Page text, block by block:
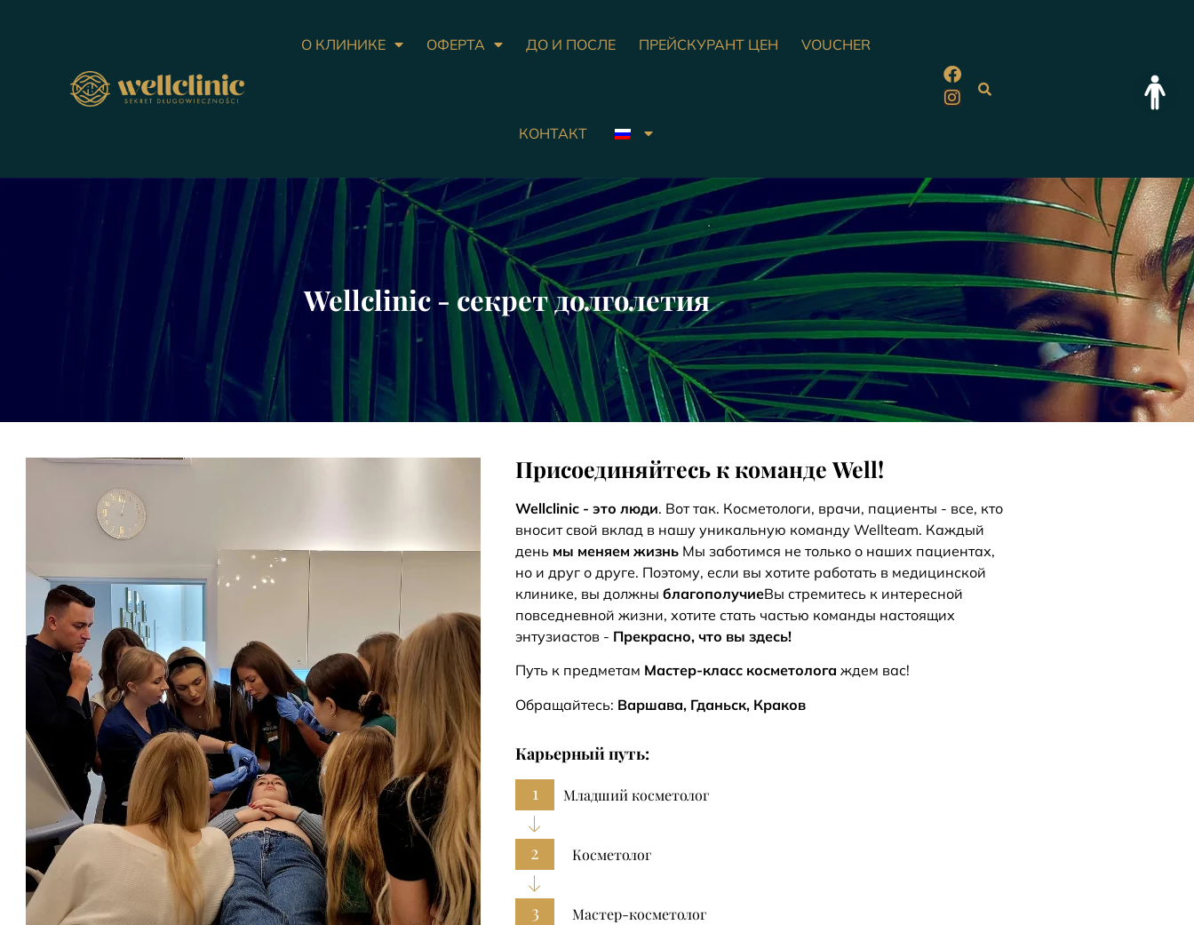
О КЛИНИКЕ ОФЕРТА ДО И ПОСЛЕ ПРЕЙСКУРАНТ ЦЕН VOUCHER
КОНТАКТ
Wellclinic - секрет долголетия
Присоединяйтесь к команде Well!
Wellclinic - это люди. Вот так. Косметологи, врачи, пациенты - все, кто
вносит свой вклад в нашу уникальную команду Wellteam. Каждый
день мы меняем жизнь Мы заботимся не только о наших пациентах,
но и друг о друге. Поэтому, если вы хотите работать в медицинской
клинике, вы должны благополучиеВы стремитесь к интересной
повседневной жизни, хотите стать частью команды настоящих
энтузиастов - Прекрасно, что вы здесь!
Путь к предметам Мастер-класс косметолога ждем вас!
Обращайтесь: Варшава, Гданьск, Краков
Карьерный путь:
1 Младший косметолог
2 Косметолог
3 Мастер-косметолог